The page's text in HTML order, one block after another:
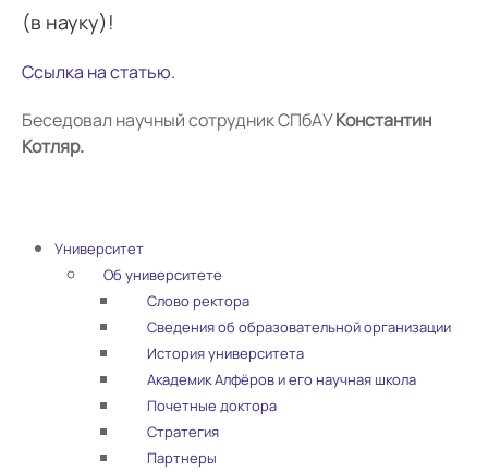
(в науку)!
Ссылка на статью.
Беседовал научный сотрудник СПбАУКонстантин
Котляр.
Университет
Об университете
Слово ректора
Сведения об образовательной организации
История университета
Академик Алфёров и его научная школа
Почетные доктора
Стратегия
Партнеры